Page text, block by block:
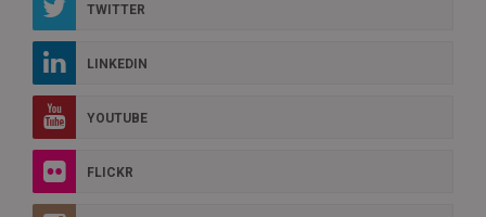
TWITTER
LINKEDIN
YOUTUBE
FLICKR